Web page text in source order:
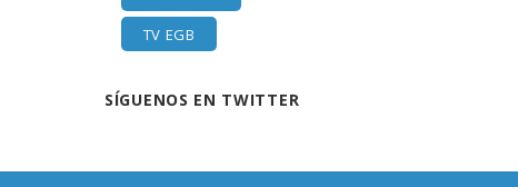
TV EGB
SÍGUENOS EN TWITTER